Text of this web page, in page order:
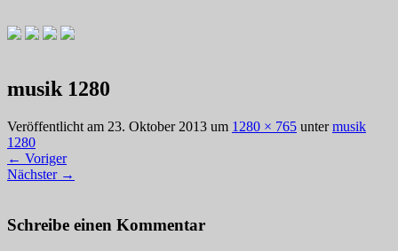
Willkommen zu Christians How
musik 1280
Veröffentlicht am 23. Oktober 2013 um 1280 × 765 untermusik
1280
← Voriger
Nächster →
Schreibe einen Kommentar